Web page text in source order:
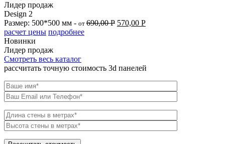
Лидер продаж
Design 2
Размер: 500*500 мм - от 690,00Р 570,00 Р
расчет цены подробнее
Новинки
Лидер продаж
Смотреть весь каталог
рассчитать точную стоимость 3d панелей